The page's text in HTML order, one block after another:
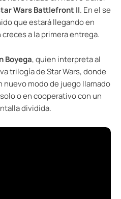
Wars Battlefront II. En el se
que estará llegando en
a la primera entrega.
Boyega, quien interpreta al
trilogía de Star Wars, donde
nuevo modo de juego llamado
o en cooperativo con un
dividida.